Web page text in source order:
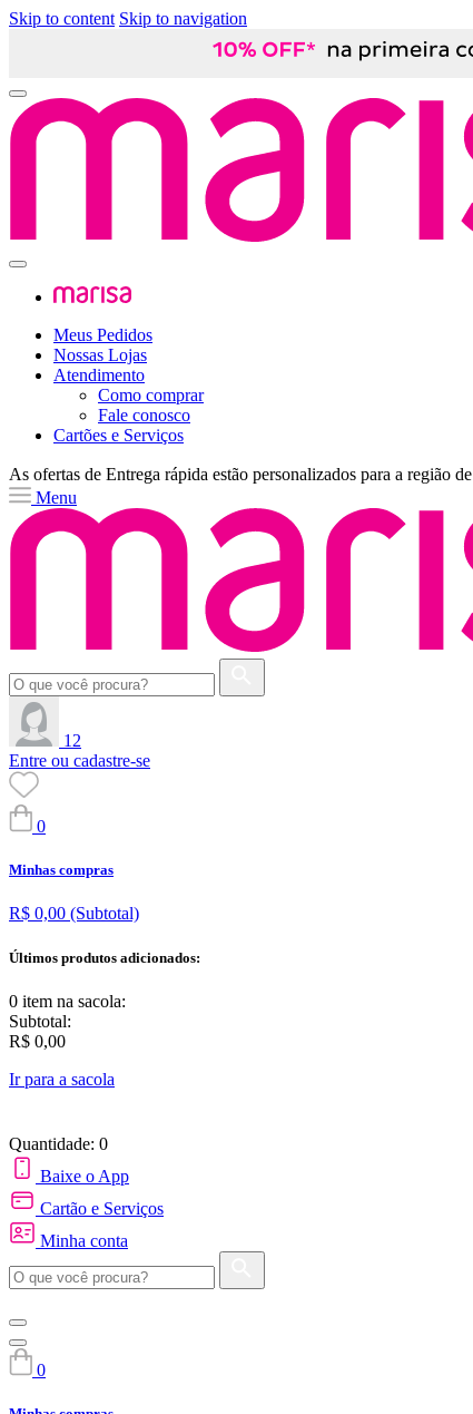
Skip to content Skip to navigation
Meus Pedidos
Nossas Lojas
Atendimento
Como comprar
Fale conosco
Cartões e Serviços
As ofertas de Entrega rápida estão personalizados para a região de
Menu
12
Entre ou cadastre-se
0
Minhas compras
R$ 0,00 (Subtotal)
Últimos produtos adicionados:
0 item na sacola:
Subtotal:
R$ 0,00
Ir para a sacola
Quantidade: 0
Baixe o App
Cartão e Serviços
Minha conta
0